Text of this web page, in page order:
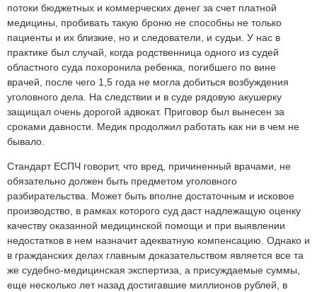
потоки бюджетных и коммерческих денег за счет платной
медицины, пробивать такую броню не способны не только
пациенты и их близкие, но и следователи, и судьи. У нас в
практике был случай, когда родственница одного из судей
областного суда похоронила ребенка, погибшего по вине
врачей, после чего 1,5 года не могла добиться возбуждения
уголовного дела. На следствии и в суде рядовую акушерку
защищал очень дорогой адвокат. Приговор был вынесен за
сроками давности. Медик продолжил работать как ни в чем не
бывало.
Стандарт ЕСПЧ говорит, что вред, причиненный врачами, не
обязательно должен быть предметом уголовного
разбирательства. Может быть вполне достаточным и исковое
производство, в рамках которого суд даст надлежащую оценку
качеству оказанной медицинской помощи и при выявлении
недостатков в нем назначит адекватную компенсацию. Однако и
в гражданских делах главным доказательством является все та
же судебно-медицинская экспертиза, а присуждаемые суммы,
еще несколько лет назад достигавшие миллионов рублей, в